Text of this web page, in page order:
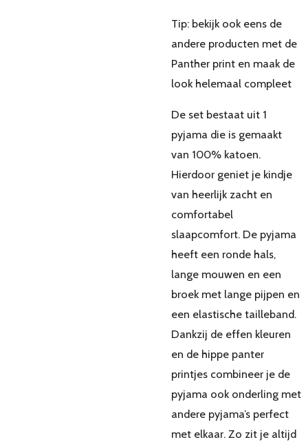
Tip: bekijk ook eens de
andere producten met de
Panther print en maak de
look helemaal compleet
De set bestaat uit 1
pyjama die is gemaakt
van 100% katoen.
Hierdoor geniet je kindje
van heerlijk zacht en
comfortabel
slaapcomfort. De pyjama
heeft een ronde hals,
lange mouwen en een
broek met lange pijpen en
een elastische tailleband.
Dankzij de effen kleuren
en de hippe panter
printjes combineer je de
pyjama ook onderling met
andere pyjama’s perfect
met elkaar. Zo zit je altijd